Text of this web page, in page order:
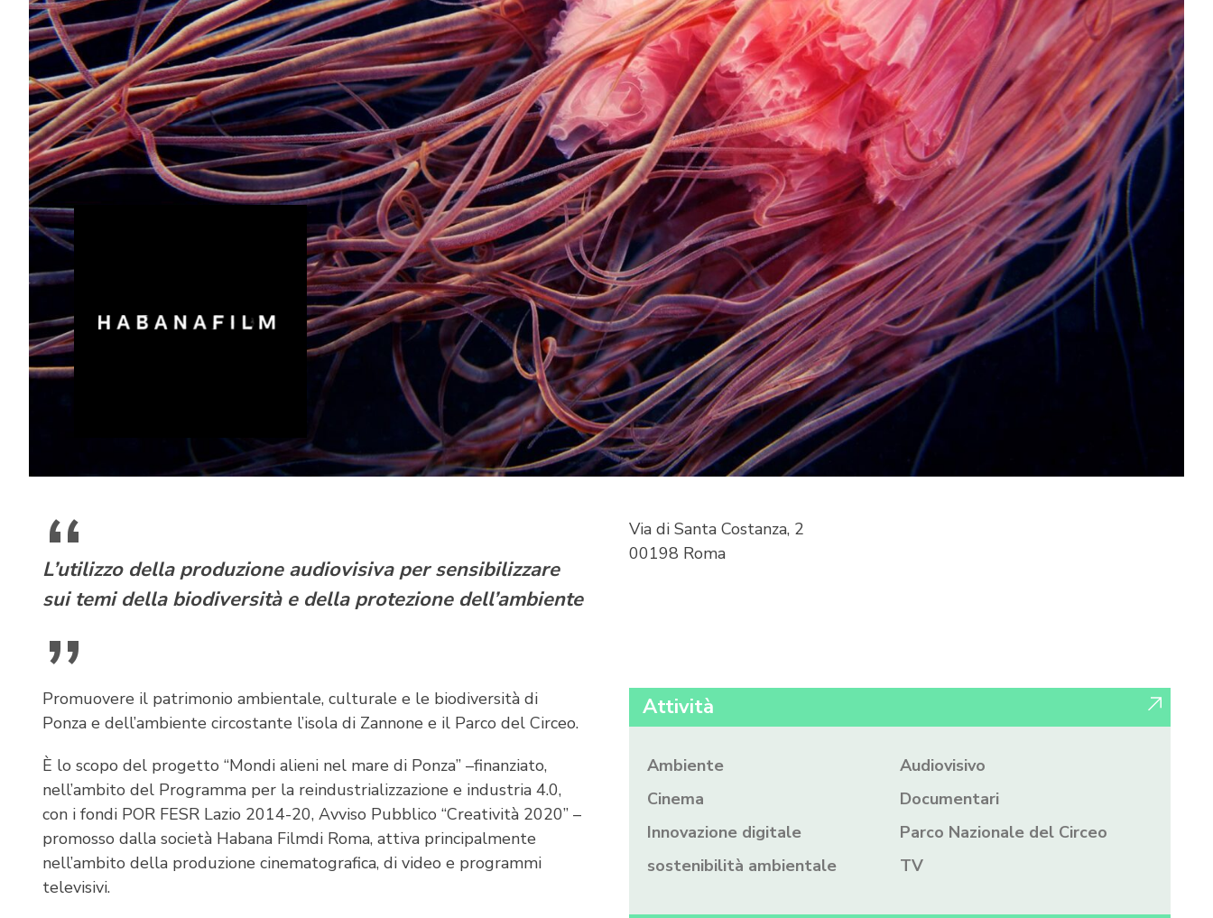
L’utilizzo della produzione audiovisiva per sensibilizzare
sui temi della biodiversità e della protezione dell’ambiente
Promuovere il patrimonio ambientale, culturale e le biodiversità di
Ponza e dell’ambiente circostante l’isola di Zannone e il Parco del Circeo.
È lo scopo del progetto “Mondi alieni nel mare di Ponza” –finanziato,
nell’ambito del Programma per la reindustrializzazione e industria 4.0,
con i fondi POR FESR Lazio 2014-20, Avviso Pubblico “Creatività 2020” –
promosso dalla società Habana Filmdi Roma, attiva principalmente
nell’ambito della produzione cinematografica, di video e programmi
televisivi.
Via di Santa Costanza, 2
00198 Roma
Attività
Ambiente
Audiovisivo
Cinema
Documentari
Innovazione digitale
Parco Nazionale del Circeo
sostenibilità ambientale
TV